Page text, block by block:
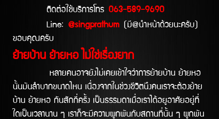
ติดต่อใช้บริการโทร 063-589-9690
Line: @singprathum (มี@นำหน้าด้วยนะครับ)
ขอบคุณครับ
ย้ายบ้าน ย้ายหอ ไม่ใช่เรื่องยาก
หลายคนอาจยังไม่เคยเข้าใจว่าการย้ายบ้าน ย้ายหอ
นั้นมันลำบากขนาดไหน เนื่องจากในช่วงชีวิตนึงคนเราจะต้องย้าย
บ้าน ย้ายหอ กันสักกี่ครั้ง เป็นธรรมดาเมื่อเราได้อยูอาศัยอยู่ที่
ใดเป็นเวลานาน ๆ เราก็จะมีความผูกพันกับสถานที่นั้น ๆ ผูกพัน